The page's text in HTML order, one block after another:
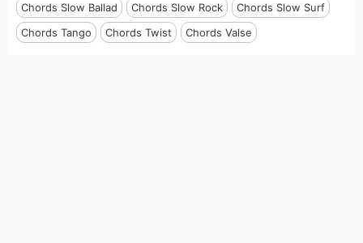
Chords Slow Ballad
Chords Slow Rock
Chords Slow Surf
Chords Tango
Chords Twist Chords Valse